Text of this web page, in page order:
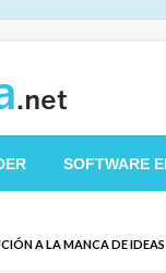
–
SOFTWARE
A LA MANCA DE